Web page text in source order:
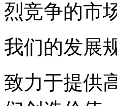
烈竞争的市
我们的发展
致力于提供